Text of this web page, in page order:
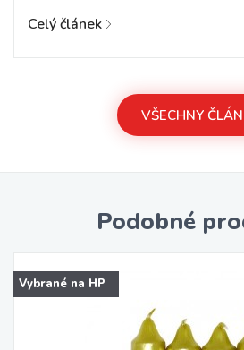
Celý článek
VŠECHNY
Podobné
Vybrané na HP